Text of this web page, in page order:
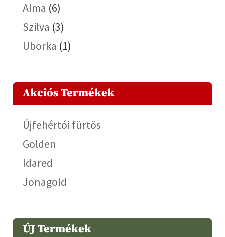
Alma (6)
Szilva (3)
Uborka (1)
Akciós Termékek
Újfehértói fürtös
Golden
Idared
Jonagold
ÚJ Termékek